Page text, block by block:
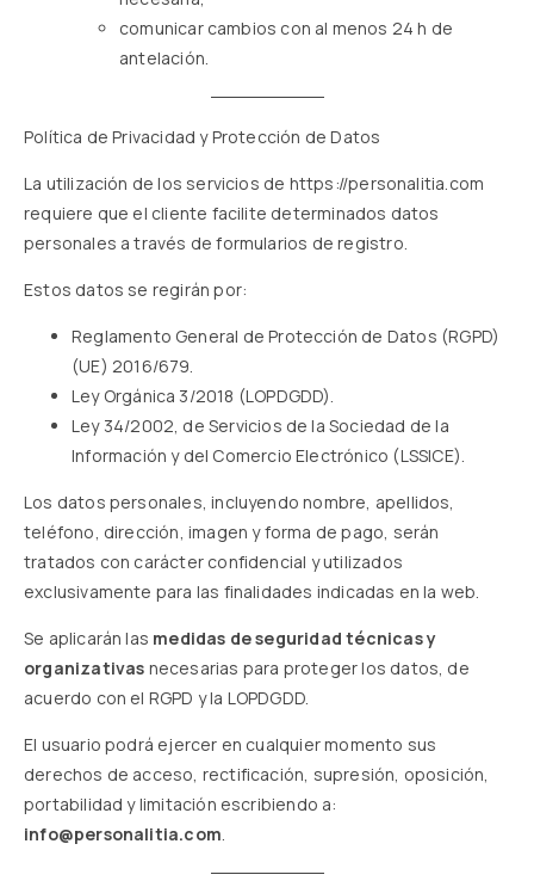
comunicar cambios con al menos 24 h de
antelación.
Política de Privacidad y Protección de Datos
La utilización de los servicios de https://personalitia.com
requiere que el cliente facilite determinados datos
personales a través de formularios de registro.
Estos datos se regirán por:
Reglamento General de Protección de Datos (RGPD)
(UE) 2016/679.
Ley Orgánica 3/2018 (LOPDGDD).
Ley 34/2002, de Servicios de la Sociedad de la
Información y del Comercio Electrónico (LSSICE).
Los datos personales, incluyendo nombre, apellidos,
teléfono, dirección, imagen y forma de pago, serán
tratados con carácter confidencial y utilizados
exclusivamente para las finalidades indicadas en la web.
Se aplicarán las medidas de seguridad técnicas y
organizativas necesarias para proteger los datos, de
acuerdo con el RGPD y la LOPDGDD.
El usuario podrá ejercer en cualquier momento sus
derechos de acceso, rectificación, supresión, oposición,
portabilidad y limitación escribiendo a:
info@personalitia.com.